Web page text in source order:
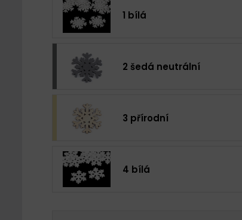
1 bílá
2 šedá neutrální
3 přírodní
4 bílá